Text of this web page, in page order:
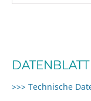
DATENBLATT
>>> Technische